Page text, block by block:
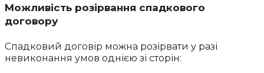
Можливість розірвання спадкового
договору
Спадковий договір можна розірвати у разі
невиконання умов однією зі сторін: